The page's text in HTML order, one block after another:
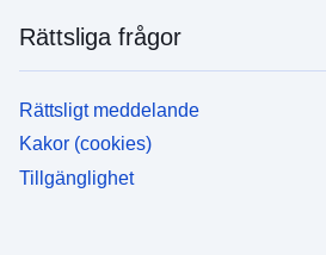
Rättsliga frågor
Rättsligt meddelande
Kakor (cookies)
Tillgänglighet